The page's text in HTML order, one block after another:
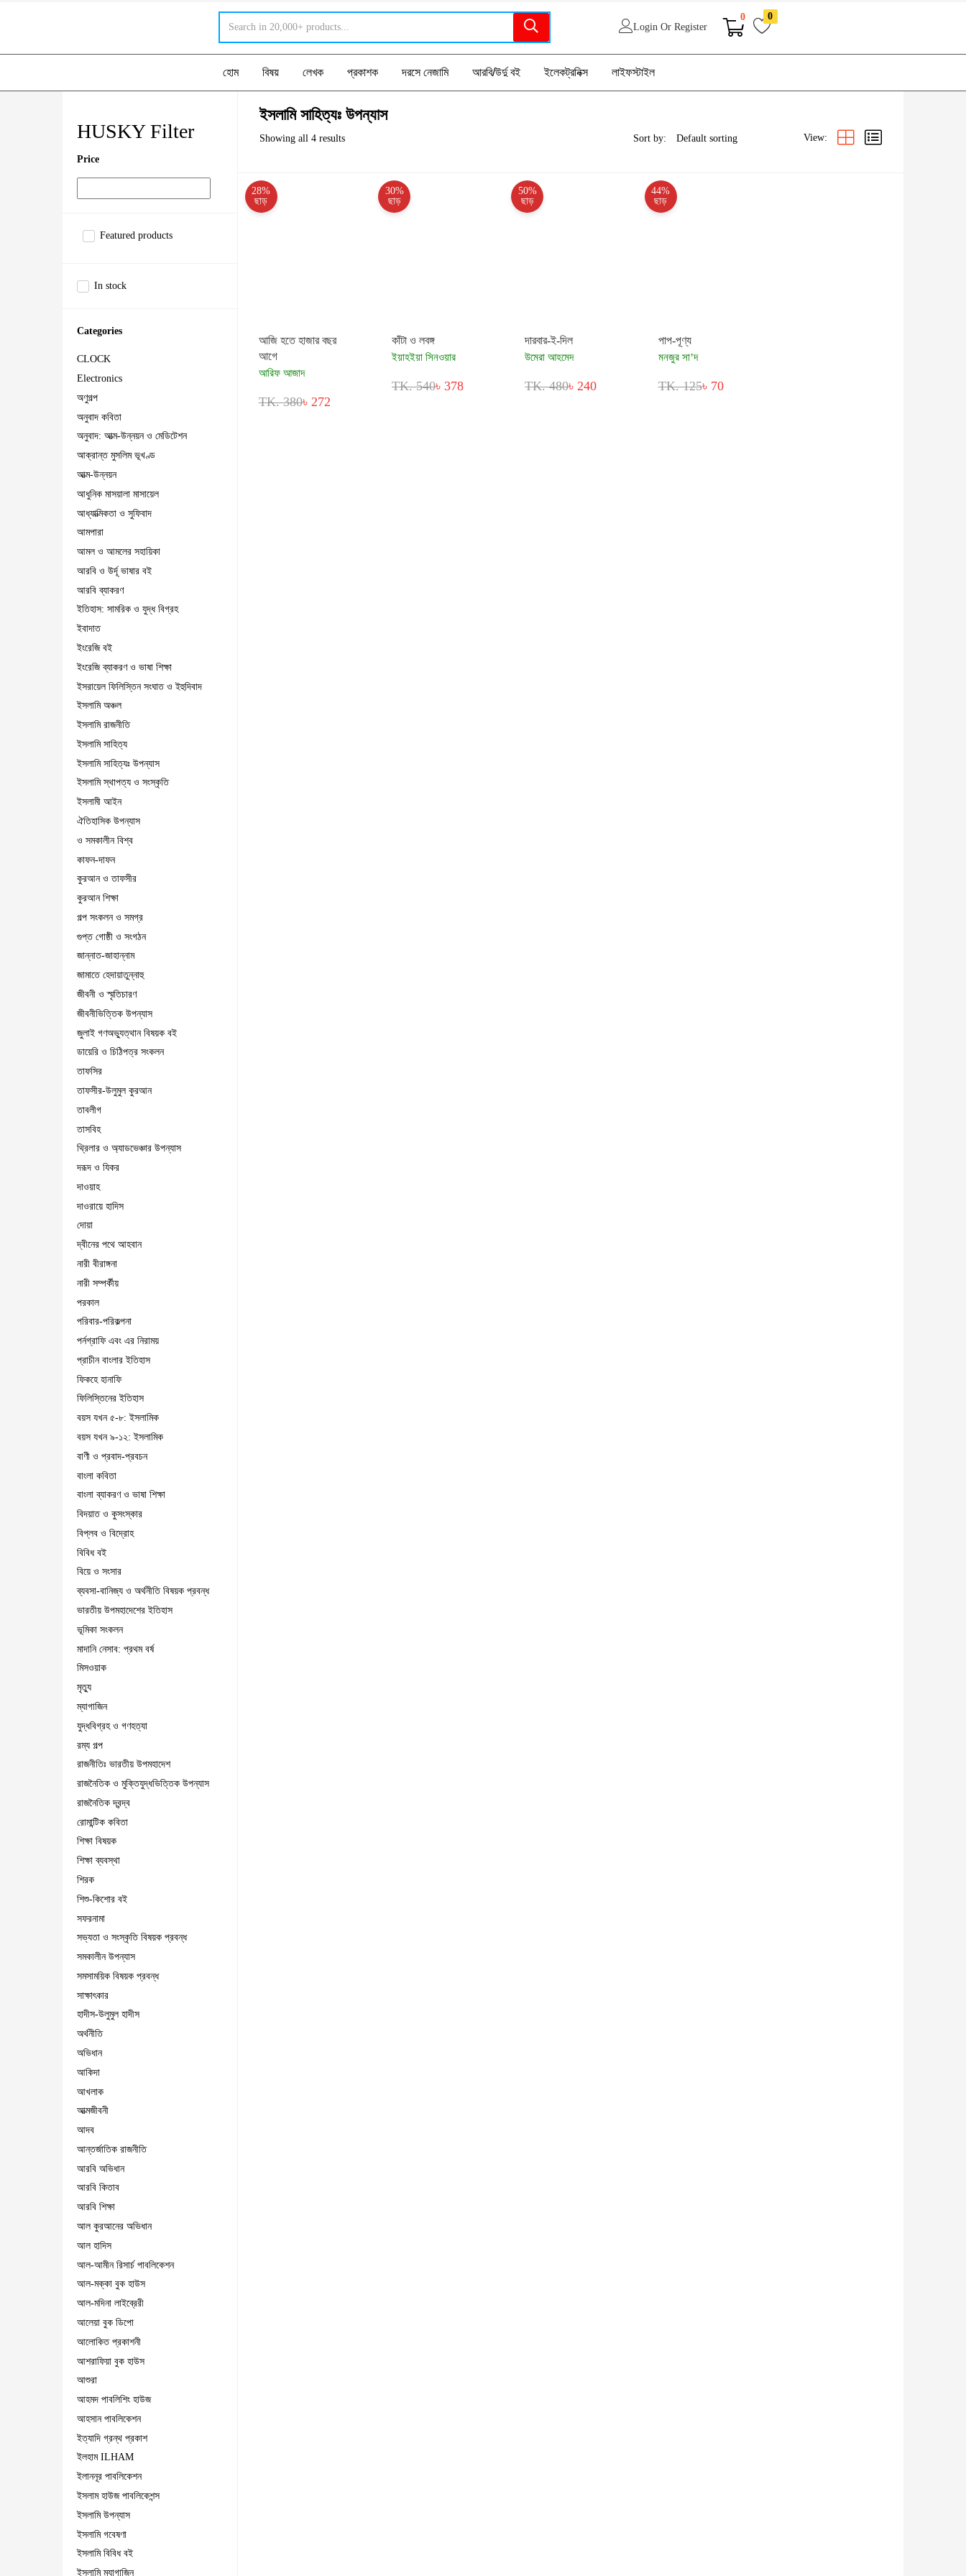
Login Or Register
0 0
হোম বিষয় লেখক প্রকাশক দরসে নেজামি আরবি/উর্দু বই ইলেকট্রনিক্স লাইফস্টাইল
HUSKY Filter
Price
Featured products
In stock
Categories
CLOCK
Electronics
অণুগল্প
অনুবাদ কবিতা
অনুবাদ: আত্ম-উন্নয়ন ও মেডিটেশন
আক্রান্ত মুসলিম ভূখণ্ড
আত্ম-উন্নয়ন
আধুনিক মাসয়ালা মাসায়েল
আধ্যাত্মিকতা ও সুফিবাদ
আমপারা
আমল ও আমলের সহায়িকা
আরবি ও উর্দূ ভাষার বই
আরবি ব্যাকরণ
ইতিহাস: সামরিক ও যুদ্ধ বিগ্রহ
ইবাদাত
ইংরেজি বই
ইংরেজি ব্যাকরণ ও ভাষা শিক্ষা
ইসরায়েল ফিলিস্তিন সংঘাত ও ইহুদিবাদ
ইসলামি অঞ্চল
ইসলামি রাজনীতি
ইসলামি সাহিত্য
ইসলামি সাহিত্যঃ উপন্যাস
ইসলামি স্থাপত্য ও সংস্কৃতি
ইসলামী আইন
ঐতিহাসিক উপন্যাস
ও সমকালীন বিশ্ব
কাফন-দাফন
কুরআন ও তাফসীর
কুরআন শিক্ষা
গল্প সংকলন ও সমগ্র
গুপ্ত গোষ্ঠী ও সংগঠন
জান্নাত-জাহান্নাম
জামাতে হেদায়াতুন্নাহু
জীবনী ও স্মৃতিচারণ
জীবনীভিত্তিক উপন্যাস
জুলাই গণঅভ্যুত্থান বিষয়ক বই
ডায়েরি ও চিঠিপত্র সংকলন
তাফসির
তাফসীর-উলুমুল কুরআন
তাবলীগ
তাসবিহ
থ্রিলার ও অ্যাডভেঞ্চার উপন্যাস
দরূদ ও যিকর
দাওয়াহ
দাওরায়ে হাদিস
দোয়া
দ্বীনের পথে আহবান
নারী বীরাঙ্গনা
নারী সম্পর্কীয়
পরকাল
পরিবার-পরিকল্পনা
পর্নগ্রাফি এবং এর নিরাময়
প্রাচীন বাংলার ইতিহাস
ফিকহে হানাফি
ফিলিস্তিনের ইতিহাস
বয়স যখন ৫-৮: ইসলামিক
বয়স যখন ৯-১২: ইসলামিক
বাণী ও প্রবাদ-প্রবচন
বাংলা কবিতা
বাংলা ব্যাকরণ ও ভাষা শিক্ষা
বিদয়াত ও কুসংস্কার
বিপ্লব ও বিদ্রোহ
বিবিধ বই
বিয়ে ও সংসার
ব্যবসা-বানিজ্য ও অর্থনীতি বিষয়ক প্রবন্ধ
ভারতীয় উপমহাদেশের ইতিহাস
ভূমিকা সংকলন
মাদানি নেসাব: প্রথম বর্ষ
মিসওয়াক
মৃত্যু
ম্যাগাজিন
যুদ্ধবিগ্রহ ও গণহত্যা
রম্য গল্প
রাজনীতিঃ ভারতীয় উপমহাদেশ
রাজনৈতিক ও মুক্তিযুদ্ধভিত্তিক উপন্যাস
রাজনৈতিক দ্বন্দ্ব
রোমান্টিক কবিতা
শিক্ষা বিষয়ক
শিক্ষা ব্যবস্থা
শিরক
শিশু-কিশোর বই
সফরনামা
সভ্যতা ও সংস্কৃতি বিষয়ক প্রবন্ধ
সমকালীন উপন্যাস
সমসাময়িক বিষয়ক প্রবন্ধ
সাক্ষাৎকার
হাদীস-উলুমুল হাদীস
অর্থনীতি
অভিধান
আকিদা
আখলাক
আত্মজীবনী
আদব
আন্তর্জাতিক রাজনীতি
আরবি অভিধান
আরবি কিতাব
আরবি শিক্ষা
আল কুরআনের অভিধান
আল হাদিস
আল-আমীন রিসার্চ পাবলিকেশন
আল-মক্কা বুক হাউস
আল-মদিনা লাইব্রেরী
আলেয়া বুক ডিপো
আলোকিত প্রকাশনী
আশরাফিয়া বুক হাউস
আশুরা
আহমদ পাবলিশিং হাউজ
আহসান পাবলিকেশন
ইত্যাদি গ্রন্থ প্রকাশ
ইলহাম ILHAM
ইলাননূর পাবলিকেশন
ইসলাম হাউজ পাবলিকেশন্স
ইসলামি উপন্যাস
ইসলামি গবেষণা
ইসলামি বিবিধ বই
ইসলামি ম্যাগাজিন
ইসলামি সাহিত্যঃ উপন্যাস
Showing all 4 results Sort by: View:
28%
ছাড়
আজি হতে হাজার বছর
আগে
আরিফ আজাদ
TK. 380৳ 272
30%
ছাড়
কাঁটা ও লবঙ্গ
ইয়াহইয়া সিনওয়ার
TK. 540৳ 378
50%
ছাড়
দারবার-ই-দিল
উমেরা আহমেদ
TK. 480৳ 240
44%
ছাড়
পাপ-পূণ্য
মনজুর সা’দ
TK. 125৳ 70